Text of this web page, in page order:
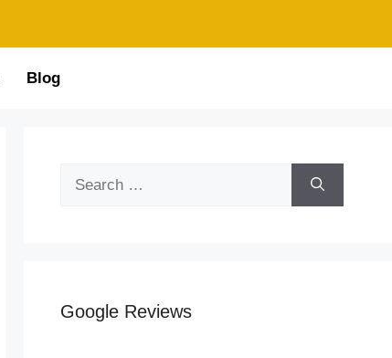
Blog
Google Reviews